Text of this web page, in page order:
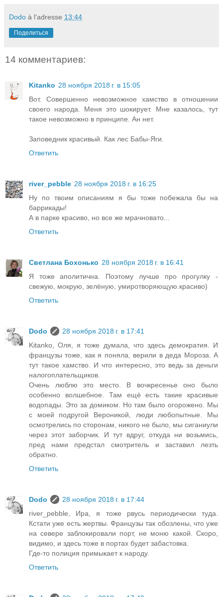
Dodo à l'adresse 13:44
Поделиться
14 комментариев:
Kitanko 28 ноября 2018 г. в 15:05
Вот. Совершенно невозможное хамство в отношении
своего народа. Меня это шокирует. Мне казалось, тут
такое невозможно в принципе. Ан нет.
Заповедник красивый. Как лес Бабы-Яги.
Ответить
river_pebble 28 ноября 2018 г. в 16:25
Ну по твоим описаниям я бы тоже побежала бы на
баррикады!
А в парке красиво, но все же мрачновато...
Ответить
Светлана Бохонько 28 ноября 2018 г. в 16:41
Я тоже аполитична. Поэтому лучше про прогулку -
свежую, мокрую, зелёную, умиротворяющую.красиво)
Ответить
Dodo
28 ноября 2018 г. в 17:41
Kitanko, Оля, я тоже думала, что здесь демократия. И
французы тоже, как я поняла, верили в деда Мороза. А
тут такое хамство. И что интересно, это ведь за деньги
налогоплательщиков.
Очень люблю это место. В вочкресенье оно было
особенно волшебное. Там ещё есть такие красивые
водопады. Это за домиком. Но там было огорожено. Мы
с моей подругой Вероникой, люди любопытные. Мы
осмотрелись по сторонам, никого не было, мы сиганиули
через этот заборчик. И тут вдруг, откуда ни возьмись,
пред нами предстал смотритель и заставил лезть
обратно.
Ответить
Dodo
28 ноября 2018 г. в 17:44
river_pebble, Ира, я тоже рвусь периодически туда.
Кстати уже есть жертвы. Французы так обозлены, что уже
на севере заблокировали порт, не моню какой. Скоро,
видимо, и здесь тоже в портах будет забастовка.
Где-то полиция примыкает к народу.
Ответить